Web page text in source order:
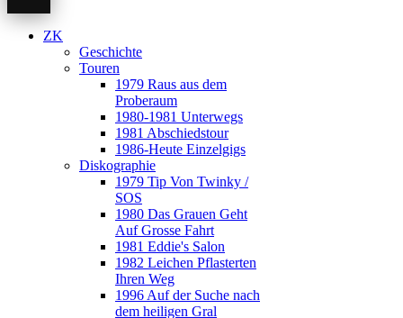
ZK
Geschichte
Touren
1979 Raus aus dem
Proberaum
1980-1981 Unterwegs
1981 Abschiedstour
1986-Heute Einzelgigs
Diskographie
1979 Tip Von Twinky /
SOS
1980 Das Grauen Geht
Auf Grosse Fahrt
1981 Eddie's Salon
1982 Leichen Pflasterten
Ihren Weg
1996 Auf der Suche nach
dem heiligen Gral